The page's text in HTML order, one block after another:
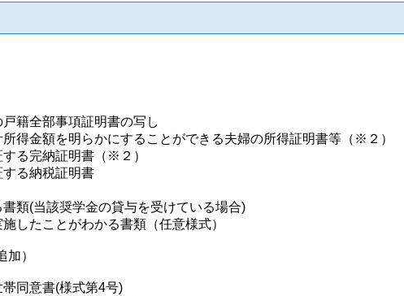
籍全部事項証明書の写し
得金額を明らかにすることができる夫婦の所得証明書等（※２）
る完納証明書（※２）
る納税証明書
類(当該奨学金の貸与を受けている場合)
したことがわかる書類（任意様式）
加）
同意書(様式第4号)